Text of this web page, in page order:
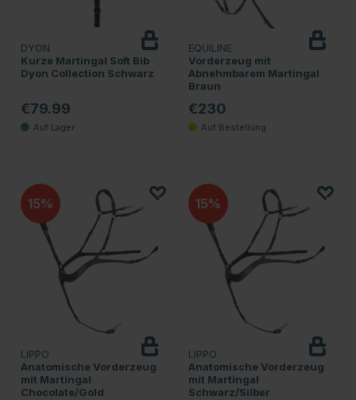
DYON
Kurze Martingal Soft Bib
Dyon Collection Schwarz
€79.99
EQUILINE
Vorderzeug mit
Abnehmbarem Martingal
Braun
€230
15
LIPPO
Anatomische Vorderzeug
mit Martingal
Chocolate/Gold
15
LIPPO
Anatomische Vorderzeug
mit Martingal
Schwarz/Silber